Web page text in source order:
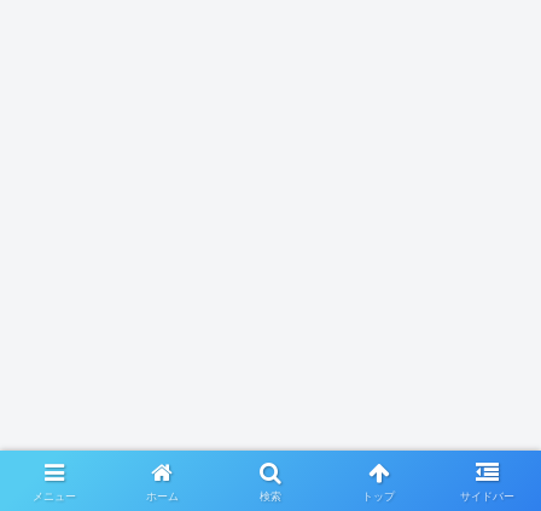
メニュー ホーム 検索 トップ サイドバー